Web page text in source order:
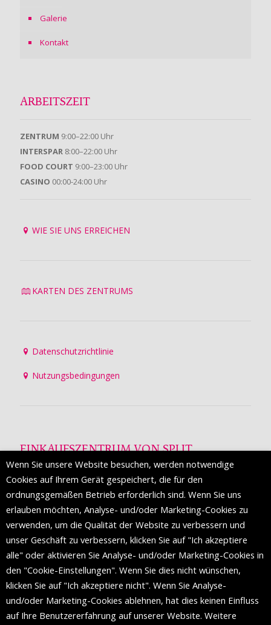
Galerie
Kontakt
ARBEITSZEIT
ZENTRUM 9:00–22:00 Uhr
INTERSPAR 8:00–22:00 Uhr
FOOD COURT 9:00–23:00 Uhr
CASINO 00:00-24:00 Uhr
WIE SIE UNS ERREICHEN
KARTEN DES ZENTRUMS
Datenschutzrichtlinie
Nutzungsbedingungen
EINKAUFSZENTRUM VON SPLIT
Die Mall of Split
ist ein prestigeträchtiges Einkaufsziel mit
etwa 200 Einzelhandelsmarken und einer Reihe von
Weltmodemarken, die zum ersten Mal in Split erscheinen.
FOLGEN SIE UNS
Wenn Sie unsere Website besuchen, werden notwendige
Cookies auf Ihrem Gerät gespeichert, die für den
ordnungsgemäßen Betrieb erforderlich sind. Wenn Sie uns
erlauben möchten, Analyse- und/oder Marketing-Cookies zu
verwenden, um die Qualität der Website zu verbessern und
unser Geschäft zu verbessern, klicken Sie auf "Ich akzeptiere
alle" oder aktivieren Sie Analyse- und/oder Marketing-Cookies in
den "Cookie-Einstellungen". Wenn Sie dies nicht wünschen,
klicken Sie auf "Ich akzeptiere nicht". Wenn Sie Analyse-
und/oder Marketing-Cookies ablehnen, hat dies keinen Einfluss
auf Ihre Benutzererfahrung auf unserer Website. Weitere